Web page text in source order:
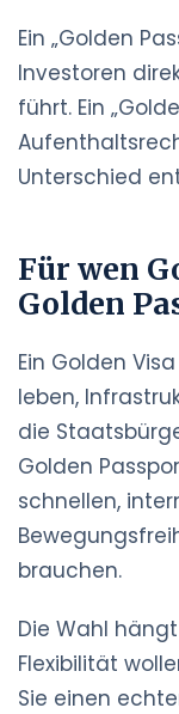
Ein „Golden
Investoren
führt. Ein
Unterschied
Für wen
Golden
Ein Golden
leben,
die
Golden
schnellen,
brauchen.
Die Wahl
Flexibilität
Sie einen